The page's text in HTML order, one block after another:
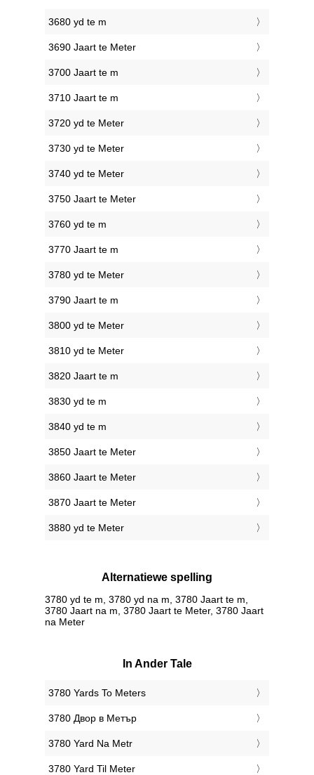
3680 yd te m
3690 Jaart te Meter
3700 Jaart te m
3710 Jaart te m
3720 yd te Meter
3730 yd te Meter
3740 yd te Meter
3750 Jaart te Meter
3760 yd te m
3770 Jaart te m
3780 yd te Meter
3790 Jaart te m
3800 yd te Meter
3810 yd te Meter
3820 Jaart te m
3830 yd te m
3840 yd te m
3850 Jaart te Meter
3860 Jaart te Meter
3870 Jaart te Meter
3880 yd te Meter
Alternatiewe spelling
3780 yd te m, 3780 yd na m, 3780 Jaart te m,
3780 Jaart na m, 3780 Jaart te Meter, 3780 Jaart
na Meter
In Ander Tale
‎3780 Yards To Meters
‎3780 Двор в Метър
‎3780 Yard Na Metr
‎3780 Yard Til Meter